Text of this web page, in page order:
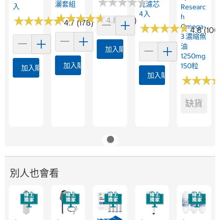
入
★★★★★
★★★★★4.7 (178)
加入購物車
灑套組
★★★★★
★★★★★4.8 (179)
加入購物車
加入購物車
充濾芯
4入
★★★★★
★★★★★4.8
加入購物車
Researc
H
Omega-
3 濃縮魚
油
1250mg
150粒
★★★
★★★
缺貨
別人也會看